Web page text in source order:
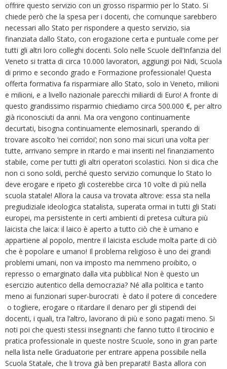
offrire questo servizio con un grosso risparmio per lo Stato. Si
chiede però che la spesa per i docenti, che comunque sarebbero
necessari allo Stato per rispondere a questo servizio, sia
finanziata dallo Stato, con erogazione certa e puntuale come per
tutti gli altri loro colleghi docenti. Solo nelle Scuole dell’Infanzia del
Veneto si tratta di circa 10.000 lavoratori, aggiungi poi Nidi, Scuola
di primo e secondo grado e Formazione professionale! Questa
offerta formativa fa risparmiare allo Stato, solo in Veneto, milioni
e milioni, e a livello nazionale parecchi miliardi di Euro! A fronte di
questo grandissimo risparmio chiediamo circa 500.000 €, per altro
già riconosciuti da anni. Ma ora vengono continuamente
decurtati, bisogna continuamente elemosinarli, sperando di
trovare ascolto ‘nei corridoi’; non sono mai sicuri una volta per
tutte, arrivano sempre in ritardo e mai inseriti nel finanziamento
stabile, come per tutti gli altri operatori scolastici. Non si dica che
non ci sono soldi, perché questo servizio comunque lo Stato lo
deve erogare e ripeto gli costerebbe circa 10 volte di più nella
scuola statale! Allora la causa va trovata altrove: essa sta nella
pregiudiziale ideologica statalista, superata ormai in tutti gli Stati
europei, ma persistente in certi ambienti di pretesa cultura più
laicista che laica: il laico è aperto a tutto ciò che è umano e
appartiene al popolo, mentre il laicista esclude molta parte di ciò
che è popolare e umano! Il problema religioso è uno dei grandi
problemi umani, non va imposto ma nemmeno proibito, o
represso o emarginato dalla vita pubblica! Non è questo un
esercizio autentico della democrazia? Né alla politica e tanto
meno ai funzionari super-burocrati è dato il potere di concedere
o togliere, erogare o ritardare il denaro per gli stipendi dei
docenti, i quali, tra l’altro, lavorano di più e sono pagati meno. Si
noti poi che questi stessi insegnanti che fanno tutto il tirocinio e
pratica professionale in queste nostre Scuole, sono in gran parte
nella lista nelle Graduatorie per entrare appena possibile nella
Scuola Statale, che li trova già ben preparati! Basta allora con